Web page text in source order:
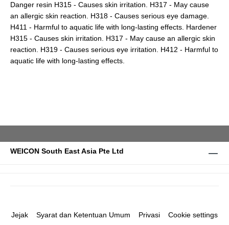
Danger resin H315 - Causes skin irritation. H317 - May cause
an allergic skin reaction. H318 - Causes serious eye damage.
H411 - Harmful to aquatic life with long-lasting effects. Hardener
H315 - Causes skin irritation. H317 - May cause an allergic skin
reaction. H319 - Causes serious eye irritation. H412 - Harmful to
aquatic life with long-lasting effects.
WEICON South East Asia Pte Ltd
Jejak Syarat dan Ketentuan Umum Privasi Cookie settings